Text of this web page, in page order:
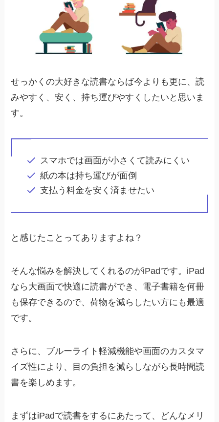
せっかくの大好きな読書ならば今よりも更に、読
みやすく、安く、持ち運びやすくしたいと思いま
す。
スマホでは画面が小さくて読みにくい
紙の本は持ち運びが面倒
支払う料金を安く済ませたい
と感じたことってありますよね？
そんな悩みを解決してくれるのがiPadです。iPad
なら大画面で快適に読書ができ、電子書籍を何冊
も保存できるので、荷物を減らしたい方にも最適
です。
さらに、ブルーライト軽減機能や画面のカスタマ
イズ性により、目の負担を減らしながら長時間読
書を楽しめます。
まずはiPadで読書をするにあたって、どんなメリ